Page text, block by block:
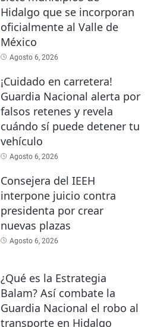
Hidalgo que se incorporan
oficialmente al Valle de
México
Agosto 6, 2026
¡Cuidado en carretera!
Guardia Nacional alerta por
falsos retenes y revela
cuándo sí puede detener tu
vehículo
Agosto 6, 2026
Consejera del IEEH
interpone juicio contra
presidenta por crear
nuevas plazas
Agosto 6, 2026
¿Qué es la Estrategia
Balam? Así combate la
Guardia Nacional el robo al
transporte en Hidalgo